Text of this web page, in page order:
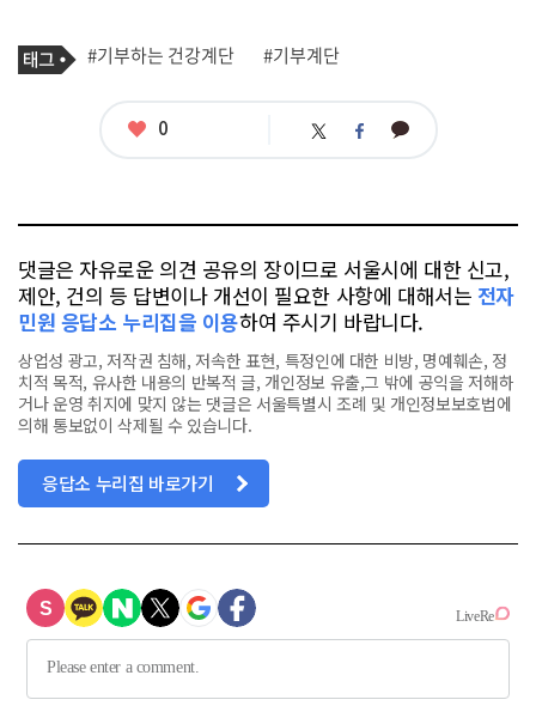
기
사
태
그
#기부하는 건강계단 #기부계단
좋
0 트 페 카
댓글은 자유로운 의견 공유의 장이므로 서울시에 대한 신고,
제안, 건의 등 답변이나 개선이 필요한 사항에 대해서는 전자
민원 응답소 누리집을 이용하여 주시기 바랍니다.
상업성 광고, 저작권 침해, 저속한 표현, 특정인에 대한 비방, 명예훼손, 정
치적 목적, 유사한 내용의 반복적 글, 개인정보 유출,그 밖에 공익을 저해하
거나 운영 취지에 맞지 않는 댓글은 서울특별시 조례 및 개인정보보호법에
의해 통보없이 삭제될 수 있습니다.
응답소 누리집 바로가기